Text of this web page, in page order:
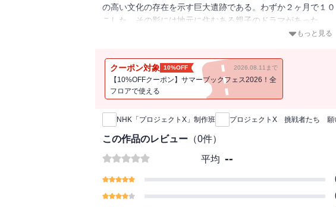
の高い文化の存在を示す巨大遺跡である。わずか２ヶ月で１
こした。その影には地元に住むある親子のドラマがあった。
昭和３５年、高校で歴史の教師をしていた七田忠志（４７
信した忠志は、数多くの論文を発表。しかし、「そんな田舎
うちに亡くなった。
そして、昭和６１年、吉野ヶ里に工業団地の建設計画が持
のが、県の文化課に勤めていた息子の忠昭だった。父の夢を
た。するとまもなく、巨大な集落跡が出現、日本有数の弥生
を造成するブルドーザーがの乗り込み、遺跡の運命は風前の
掘に挑む。そこには日本の歴史を書きかえる世紀の発見が待っ
故郷の誇りを取り戻そうと、必死に大地と格闘した親子の
もっと見る
クーポン対象 10%OFF 2026.08.11まで
【10%OFFクーポン】サマーブックフェス2026！全
フロアで使える
新刊通知
NHK「プロジェクトX」制作班 プロジェクトX 挑戦者たち
この作品のレビュー （0件）
平均 --